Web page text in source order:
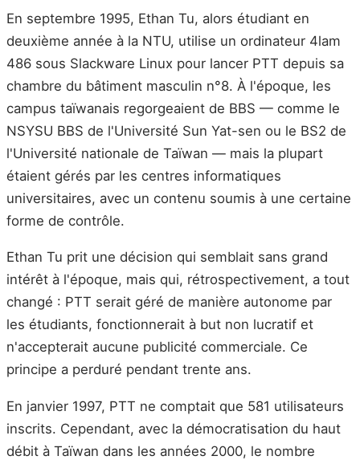
En septembre 1995, Ethan Tu, alors étudiant en
deuxième année à la NTU, utilise un ordinateur 4lam
486 sous Slackware Linux pour lancer PTT depuis sa
chambre du bâtiment masculin n°8. À l'époque, les
campus taïwanais regorgeaient de BBS — comme le
NSYSU BBS de l'Université Sun Yat-sen ou le BS2 de
l'Université nationale de Taïwan — mais la plupart
étaient gérés par les centres informatiques
universitaires, avec un contenu soumis à une certaine
forme de contrôle.
Ethan Tu prit une décision qui semblait sans grand
intérêt à l'époque, mais qui, rétrospectivement, a tout
changé : PTT serait géré de manière autonome par
les étudiants, fonctionnerait à but non lucratif et
n'accepterait aucune publicité commerciale. Ce
principe a perduré pendant trente ans.
En janvier 1997, PTT ne comptait que 581 utilisateurs
inscrits. Cependant, avec la démocratisation du haut
débit à Taïwan dans les années 2000, le nombre